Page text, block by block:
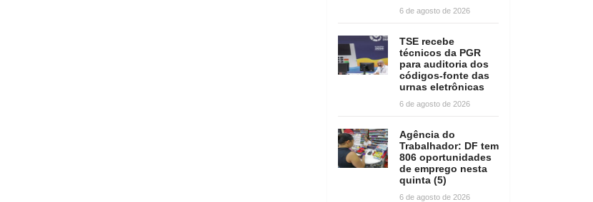
6 de agosto de 2026
TSE recebe
técnicos da PGR
para auditoria dos
códigos-fonte das
urnas eletrônicas
6 de agosto de 2026
Agência do
Trabalhador: DF tem
806 oportunidades
de emprego nesta
quinta (5)
6 de agosto de 2026